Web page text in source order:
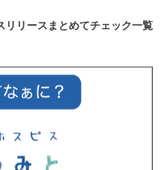
リリースまとめてチェック一覧